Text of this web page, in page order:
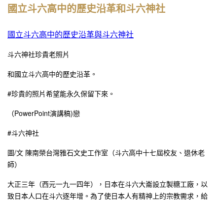
國立斗六高中的歷史沿革和斗六神社
國立斗六高中的歷史沿革與斗六神社
斗六神社珍貴老照片
和國立斗六高中的歷史沿革。
#珍貴的照片希望能永久保留下來。
（PowerPoint演講稿)戀
#斗六神社
圖/文 陳南榮台灣雅石文史工作室（斗六高中十七屆校友、退休老
師）
大正三年（西元一九一四年），日本在斗六大崙設立製糖工廠，以
致日本人口在斗六逐年增。為了使日本人有精神上的宗教需求，給